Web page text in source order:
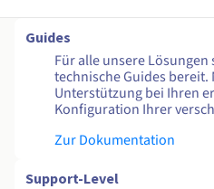
Guides
Für alle unsere
technische Guides bereit.
Unterstützung bei Ihren
Konfiguration Ihrer
Zur Dokumentation
Support-Level